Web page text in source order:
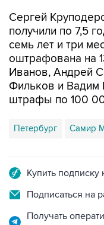
Сергей
получили по 7,5
семь лет и три
оштрафована на
Иванов, Андрей
Фильков и Вадим
штрафы по 100
Петербург Самир
Купить
Подписаться на
Получать